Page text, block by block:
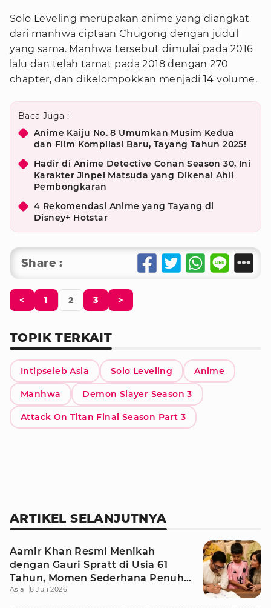
Solo Leveling merupakan anime yang diangkat
dari manhwa ciptaan Chugong dengan judul
yang sama. Manhwa tersebut dimulai pada 2016
lalu dan telah tamat pada 2018 dengan 270
chapter, dan dikelompokkan menjadi 14 volume.
Baca Juga :
Anime Kaiju No. 8 Umumkan Musim Kedua
dan Film Kompilasi Baru, Tayang Tahun 2025!
Hadir di Anime Detective Conan Season 30, Ini
Karakter Jinpei Matsuda yang Dikenal Ahli
Pembongkaran
4 Rekomendasi Anime yang Tayang di
Disney+ Hotstar
Share :
< 1 2 3 >
TOPIK TERKAIT
Intipseleb Asia Solo Leveling Anime
Manhwa Demon Slayer Season 3
Attack On Titan Final Season Part 3
ARTIKEL SELANJUTNYA
Aamir Khan Resmi Menikah
dengan Gauri Spratt di Usia 61
Tahun, Momen Sederhana Penuh
Kehangatan
Asia 8 Juli 2026